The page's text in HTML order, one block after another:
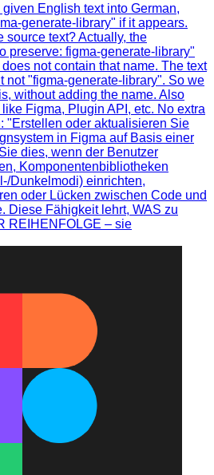
English text into German,
generate-library" if it appears.
source text? Actually, the
preserve: figma-generate-library"
not contain that name. The text
not "figma-generate-library". So we
without adding the name. Also
Figma, Plugin API, etc. No extra
"Erstellen oder aktualisieren Sie
in Figma auf Basis einer
dies, wenn der Benutzer
Komponentenbibliotheken
Dunkelmodi) einrichten,
oder Lücken zwischen Code und
Diese Fähigkeit lehrt, WAS zu
REIHENFOLGE – sie